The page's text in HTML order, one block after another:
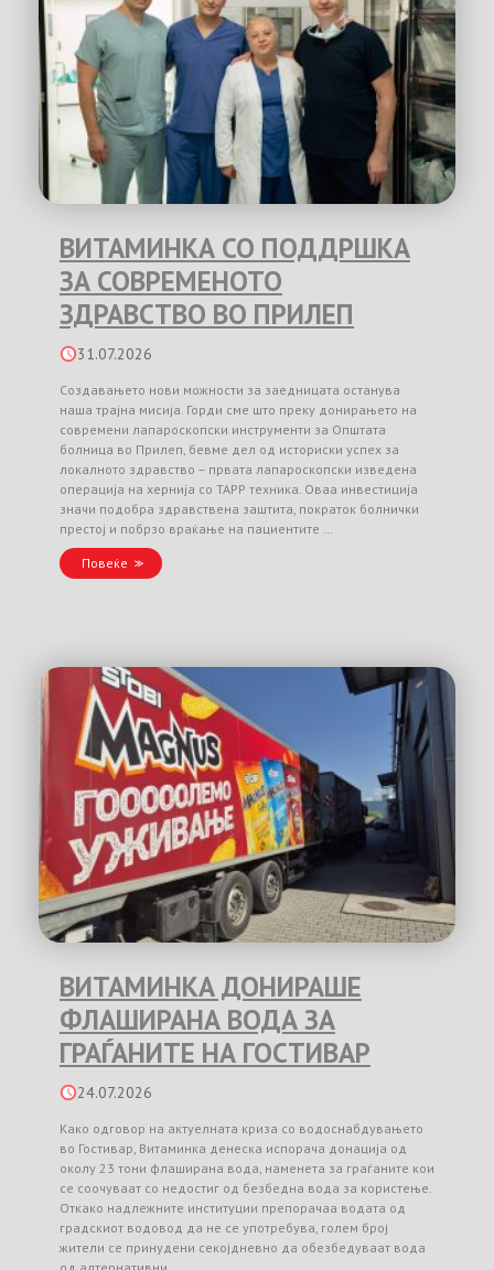
ВИТАМИНКА СО ПОДДРШКА
ЗА СОВРЕМЕНОТО
ЗДРАВСТВО ВО ПРИЛЕП
31.07.2026
Создавањето нови можности за заедницата останува
наша трајна мисија. Горди сме што преку донирањето на
современи лапароскопски инструменти за Општата
болница во Прилеп, бевме дел од историски успех за
локалното здравство – првата лапароскопски изведена
операција на хернија со TAPP техника. Оваа инвестиција
значи подобра здравствена заштита, пократок болнички
престој и побрзо враќање на пациентите …
Повеќе
ВИТАМИНКА ДОНИРАШЕ
ФЛАШИРАНА ВОДА ЗА
ГРАЃАНИТЕ НА ГОСТИВАР
24.07.2026
Како одговор на актуелната криза со водоснабдувањето
во Гостивар, Витаминка денеска испорача донација од
околу 23 тони флаширана вода, наменета за граѓаните кои
се соочуваат со недостиг од безбедна вода за користење.
Откако надлежните институции препорачаа водата од
градскиот водовод да не се употребува, голем број
жители се принудени секојдневно да обезбедуваат вода